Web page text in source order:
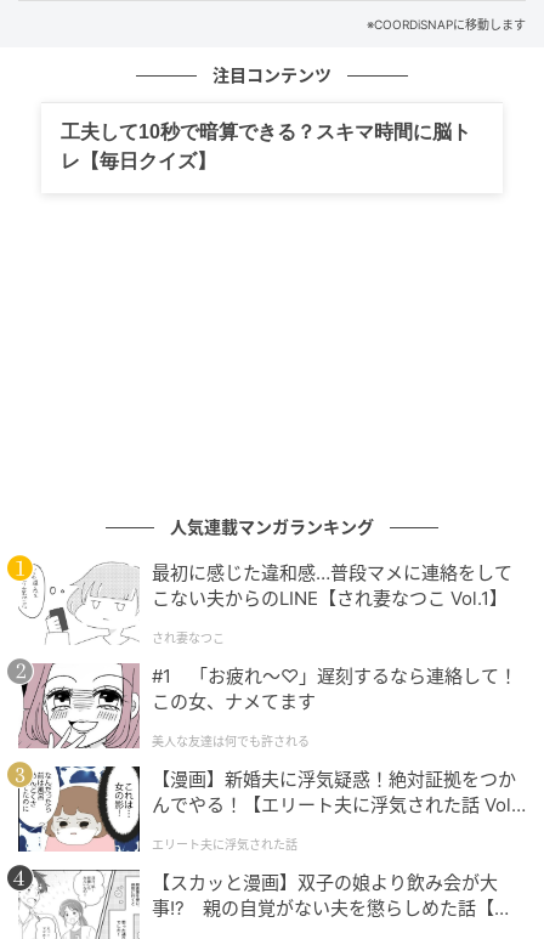
デに取り入れるだけで、着こなしにほどよいニュアン
スをプラスできそうです。こちらのスカートは、光沢
感のあるサテン素材にシワ加工を施した一着。淡色カ
ジュアルを上手に着こなす@hiro77andさんも「この
お値段なのでイロチしました」とお気に入りの様子。
爽やかな印象のストライプ柄パンツ
※COORDiSNAPに移動します
注目コンテンツ
工夫して10秒で暗算できる？スキマ時間に脳ト
レ【毎日クイズ】
人気連載マンガランキング
最初に感じた違和感…普段マメに連絡をして
こない夫からのLINE【され妻なつこ Vol.1】
され妻なつこ
#1 「お疲れ〜♡」遅刻するなら連絡して！
この女、ナメてます
美人な友達は何でも許される
【漫画】新婚夫に浮気疑惑！絶対証拠をつか
んでやる！【エリート夫に浮気された話 Vol.
エリート夫に浮気された話
【スカッと漫画】双子の娘より飲み会が大
事!? 親の自覚がない夫を懲らしめた話【第1